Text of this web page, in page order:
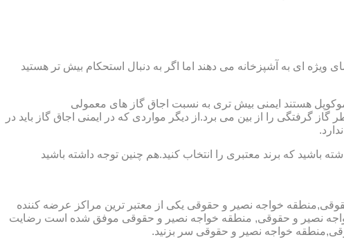
ای به آشپزخانه می دهند اما اگر به دنبال استحکام بیش تر هستید
هستند ایمنی بیش تری به نسبت اجاق گاز های معمولی
گرفتگی را از بین می برد.از دیگر مواردی که در ایمنی اجاق گاز باید در
باشید که برند معتبری را انتخاب کنید.هم چنین توجه داشته باشید
خواجه نصیر و حقوقی یکی از معتبر ترین مراکز عرضه کننده
نصیر و حقوقی, منطقه خواجه نصیر و حقوقی موفق شده است رضایت
خواجه نصیر و حقوقی سر بزنید.